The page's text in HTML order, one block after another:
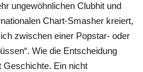
ungewöhnlichen Clubhit und
Chart-Smasher kreiert,
zwischen einer Popstar- oder
Wie die Entscheidung
Geschichte. Ein nicht